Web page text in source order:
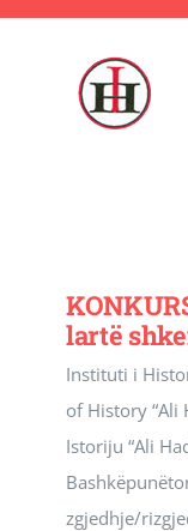
Skip
Kuadri shkencor
Administrata
Veprimtaria
lartë
Instituti i
of History “Ali
Istoriju “Ali
zgjedhje/